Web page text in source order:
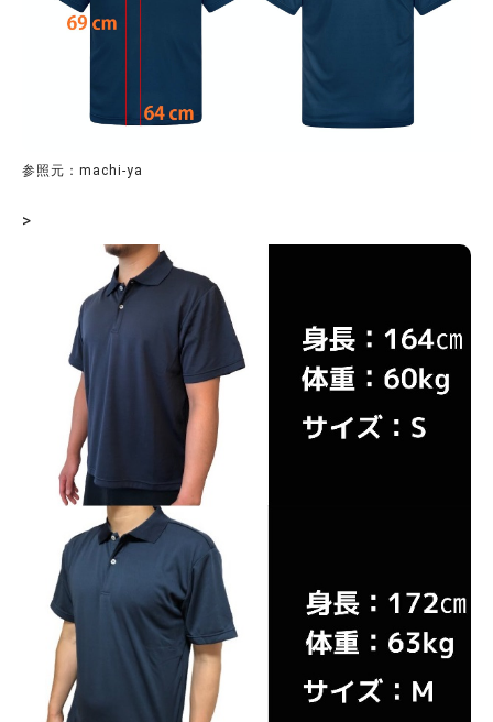
参照元：machi-ya
>